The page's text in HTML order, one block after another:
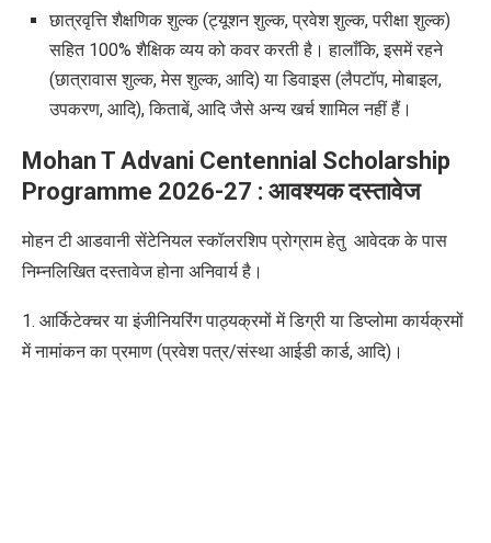
छात्रवृत्ति शैक्षणिक शुल्क (ट्यूशन शुल्क, प्रवेश शुल्क, परीक्षा शुल्क)
सहित 100% शैक्षिक व्यय को कवर करती है। हालाँकि, इसमें रहने
(छात्रावास शुल्क, मेस शुल्क, आदि) या डिवाइस (लैपटॉप, मोबाइल,
उपकरण, आदि), किताबें, आदि जैसे अन्य खर्च शामिल नहीं हैं।
Mohan T Advani Centennial Scholarship
Programme 2026-27 : आवश्यक दस्तावेज
मोहन टी आडवानी सेंटेनियल स्कॉलरशिप प्रोग्राम हेतु आवेदक के पास
निम्नलिखित दस्तावेज होना अनिवार्य है।
1. आर्किटेक्चर या इंजीनियरिंग पाठ्यक्रमों में डिग्री या डिप्लोमा कार्यक्रमों
में नामांकन का प्रमाण (प्रवेश पत्र/संस्था आईडी कार्ड, आदि)।